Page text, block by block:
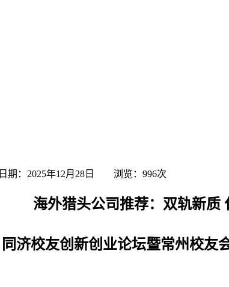
日期：2025年12月28日 浏览： 996次
海外猎头公司推荐：双轨新质
同济校友创新创业论坛暨常州校友